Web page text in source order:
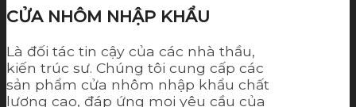
CỬA NHÔM NHẬP KHẨU
Là đối tác tin cậy của các nhà thầu,
kiến trúc sư. Chúng tôi cung cấp các
sản phẩm cửa nhôm nhập khẩu chất
lượng cao, đáp ứng mọi yêu cầu của